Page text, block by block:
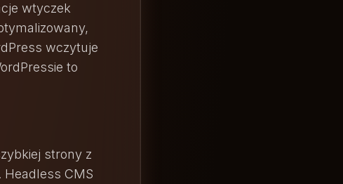
wtyczek
wczytuje
to
strony z
CMS